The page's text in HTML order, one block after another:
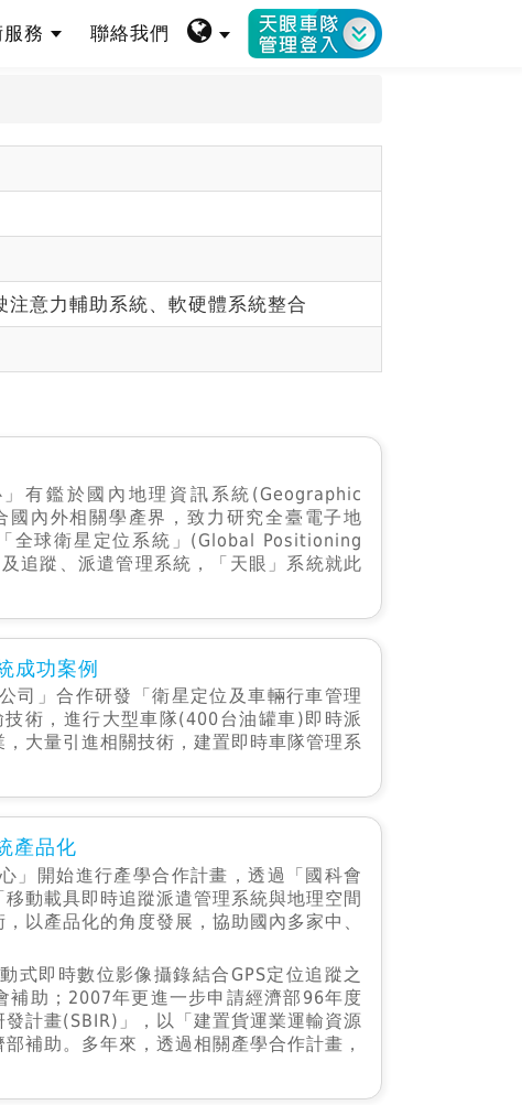
務 聯絡我們
意力輔助系統、軟硬體系統整合
有鑑於國內地理資訊系統(Geographic
內外相關學產界，致力研究全臺電子地
全球衛星定位系統」(Global Positioning
追蹤、派遣管理系統，「天眼」系統就此
成功案例
司」合作研發「衛星定位及車輛行車管理
術，進行大型車隊(400台油罐車)即時派
大量引進相關技術，建置即時車隊管理系
產品化
」開始進行產學合作計畫，透過「國科會
動載具即時追蹤派遣管理系統與地理空間
以產品化的角度發展，協助國內多家中、
式即時數位影像攝錄結合GPS定位追蹤之
補助；2007年更進一步申請經濟部96年度
計畫(SBIR)」，以「建置貨運業運輸資源
補助。多年來，透過相關產學合作計畫，